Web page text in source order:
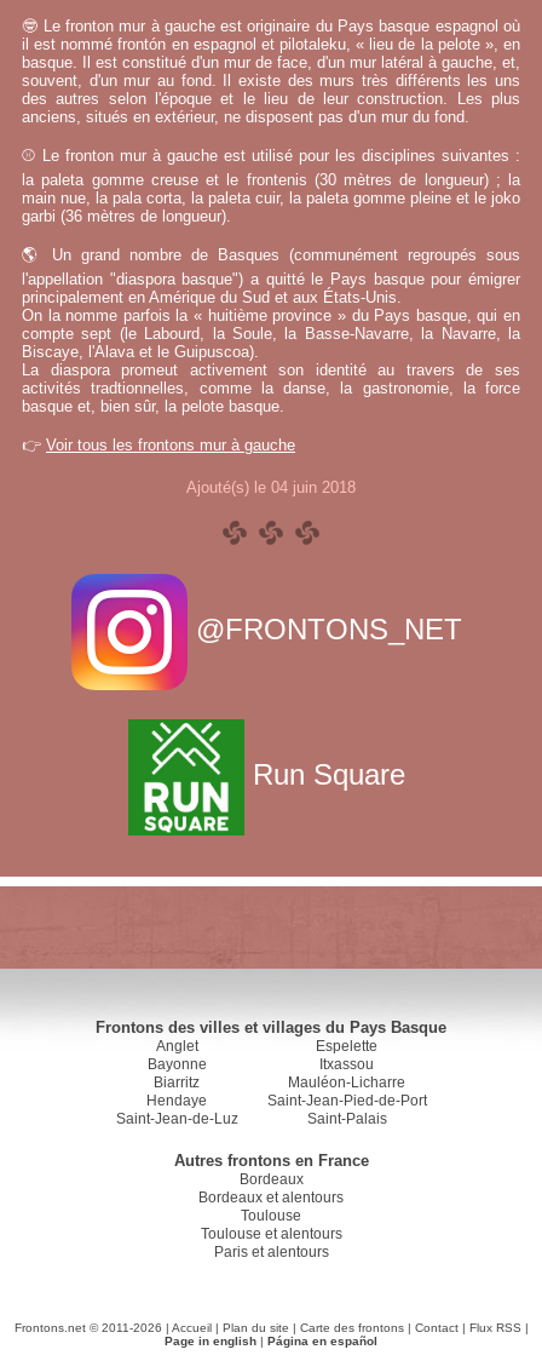
🤓 Le fronton mur à gauche est originaire du Pays basque espagnol où
il est nommé frontón en espagnol et pilotaleku, « lieu de la pelote », en
basque. Il est constitué d'un mur de face, d'un mur latéral à gauche, et,
souvent, d'un mur au fond. Il existe des murs très différents les uns
des autres selon l'époque et le lieu de leur construction. Les plus
anciens, situés en extérieur, ne disposent pas d'un mur du fond.
⚾ Le fronton mur à gauche est utilisé pour les disciplines suivantes :
la paleta gomme creuse et le frontenis (30 mètres de longueur) ; la
main nue, la pala corta, la paleta cuir, la paleta gomme pleine et le joko
garbi (36 mètres de longueur).
🌎 Un grand nombre de Basques (communément regroupés sous
l'appellation "diaspora basque") a quitté le Pays basque pour émigrer
principalement en Amérique du Sud et aux États-Unis.
On la nomme parfois la « huitième province » du Pays basque, qui en
compte sept (le Labourd, la Soule, la Basse-Navarre, la Navarre, la
Biscaye, l'Alava et le Guipuscoa).
La diaspora promeut activement son identité au travers de ses
activités tradtionnelles, comme la danse, la gastronomie, la force
basque et, bien sûr, la pelote basque.
👉 Voir tous les frontons mur à gauche
Ajouté(s) le 04 juin 2018
@FRONTONS_NET
Run Square
Frontons des villes et villages du Pays Basque
Anglet
Bayonne
Biarritz
Hendaye
Saint-Jean-de-Luz
Espelette
Itxassou
Mauléon-Licharre
Saint-Jean-Pied-de-Port
Saint-Palais
Autres frontons en France
Bordeaux
Bordeaux et alentours
Toulouse
Toulouse et alentours
Paris et alentours
Frontons.net © 2011-2026 | Accueil| Plan du site | Carte des frontons| Contact| Flux RSS |
Page in english | Página en español